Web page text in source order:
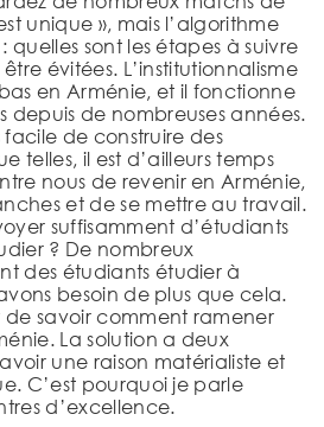
unique », mais l’algorithme
quelles sont les étapes à suivre
évitées. L’institutionnalisme
en Arménie, et il fonctionne
depuis de nombreuses années.
facile de construire des
telles, il est d’ailleurs temps
nous de revenir en Arménie,
et de se mettre au travail.
suffisamment d’étudiants
? De nombreux
des étudiants étudier à
besoin de plus que cela.
de savoir comment ramener
La solution a deux
une raison matérialiste et
C’est pourquoi je parle
d’excellence.